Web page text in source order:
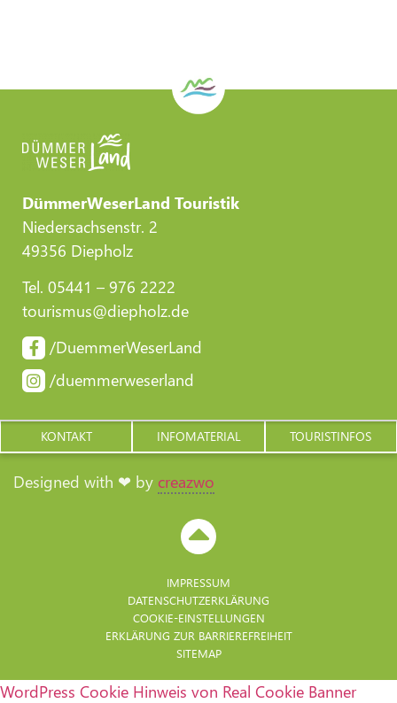
DümmerWeserLand Touristik
Niedersachsenstr. 2
49356 Diepholz
Tel. 05441 – 976 2222
tourismus@diepholz.de
/DuemmerWeserLand
/duemmerweserland
KONTAKT INFOMATERIAL TOURISTINFOS
Designed with ❤ by creazwo
IMPRESSUM
DATENSCHUTZERKLÄRUNG
COOKIE-EINSTELLUNGEN
ERKLÄRUNG ZUR BARRIERE­FREIHEIT
SITEMAP
WordPress Cookie Hinweis von Real Cookie Banner